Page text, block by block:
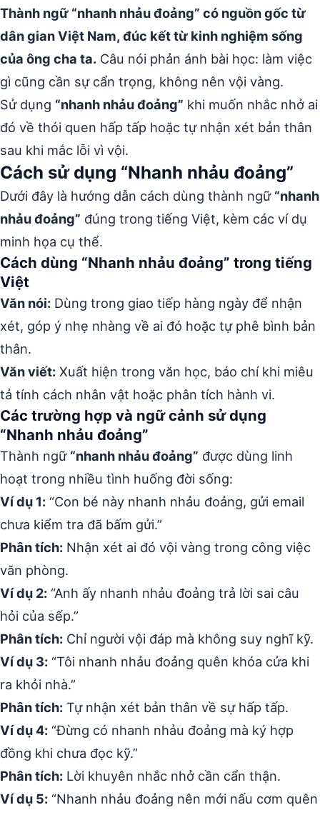
Thành ngữ “nhanh nhảu đoảng” có nguồn gốc từ
dân gian Việt Nam, đúc kết từ kinh nghiệm sống
của ông cha ta. Câu nói phản ánh bài học: làm việc
gì cũng cần sự cẩn trọng, không nên vội vàng.
Sử dụng “nhanh nhảu đoảng” khi muốn nhắc nhở ai
đó về thói quen hấp tấp hoặc tự nhận xét bản thân
sau khi mắc lỗi vì vội.
Cách sử dụng “Nhanh nhảu đoảng”
Dưới đây là hướng dẫn cách dùng thành ngữ “nhanh
nhảu đoảng” đúng trong tiếng Việt, kèm các ví dụ
minh họa cụ thể.
Cách dùng “Nhanh nhảu đoảng” trong tiếng
Việt
Văn nói: Dùng trong giao tiếp hàng ngày để nhận
xét, góp ý nhẹ nhàng về ai đó hoặc tự phê bình bản
thân.
Văn viết: Xuất hiện trong văn học, báo chí khi miêu
tả tính cách nhân vật hoặc phân tích hành vi.
Các trường hợp và ngữ cảnh sử dụng
“Nhanh nhảu đoảng”
Thành ngữ “nhanh nhảu đoảng” được dùng linh
hoạt trong nhiều tình huống đời sống:
Ví dụ 1: “Con bé này nhanh nhảu đoảng, gửi email
chưa kiểm tra đã bấm gửi.”
Phân tích: Nhận xét ai đó vội vàng trong công việc
văn phòng.
Ví dụ 2: “Anh ấy nhanh nhảu đoảng trả lời sai câu
hỏi của sếp.”
Phân tích: Chỉ người vội đáp mà không suy nghĩ kỹ.
Ví dụ 3: “Tôi nhanh nhảu đoảng quên khóa cửa khi
ra khỏi nhà.”
Phân tích: Tự nhận xét bản thân về sự hấp tấp.
Ví dụ 4: “Đừng có nhanh nhảu đoảng mà ký hợp
đồng khi chưa đọc kỹ.”
Phân tích: Lời khuyên nhắc nhở cần cẩn thận.
Ví dụ 5: “Nhanh nhảu đoảng nên mới nấu cơm quên